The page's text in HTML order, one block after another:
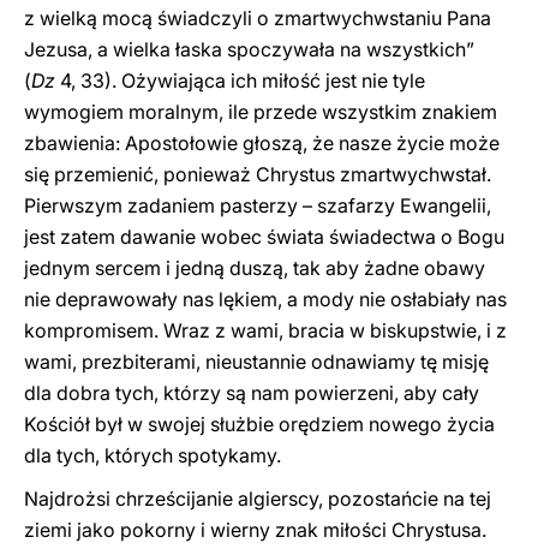
z wielką mocą świadczyli o zmartwychwstaniu Pana
Jezusa, a wielka łaska spoczywała na wszystkich”
(Dz 4, 33). Ożywiająca ich miłość jest nie tyle
wymogiem moralnym, ile przede wszystkim znakiem
zbawienia: Apostołowie głoszą, że nasze życie może
się przemienić, ponieważ Chrystus zmartwychwstał.
Pierwszym zadaniem pasterzy – szafarzy Ewangelii,
jest zatem dawanie wobec świata świadectwa o Bogu
jednym sercem i jedną duszą, tak aby żadne obawy
nie deprawowały nas lękiem, a mody nie osłabiały nas
kompromisem. Wraz z wami, bracia w biskupstwie, i z
wami, prezbiterami, nieustannie odnawiamy tę misję
dla dobra tych, którzy są nam powierzeni, aby cały
Kościół był w swojej służbie orędziem nowego życia
dla tych, których spotykamy.
Najdrożsi chrześcijanie algierscy, pozostańcie na tej
ziemi jako pokorny i wierny znak miłości Chrystusa.